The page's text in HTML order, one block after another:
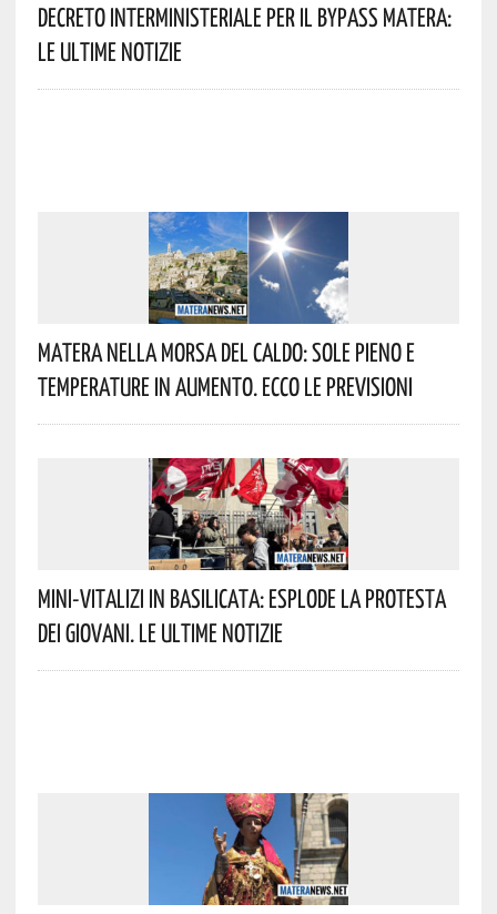
Decreto Interministeriale Per Il Bypass Matera:
Le Ultime Notizie
Matera Nella Morsa Del Caldo: Sole Pieno E
Temperature In Aumento. Ecco Le Previsioni
Mini-Vitalizi In Basilicata: Esplode La Protesta
Dei Giovani. Le Ultime Notizie